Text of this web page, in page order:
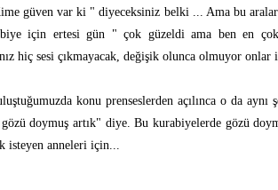
güven var ki " diyeceksiniz belki ... Ama bu
için ertesi gün " çok güzeldi ama ben en çok
hiç sesi çıkmayacak, değişik olunca olmuyor onlar
konu prenseslerden açılınca o da
doymuş artık" diye. Bu kurabiyelerde gözü
isteyen anneleri için...